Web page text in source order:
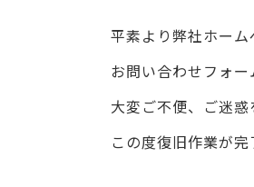
平素より弊社ホーム
お問い合わせフォー
大変ご不便、ご迷惑
この度復旧作業が